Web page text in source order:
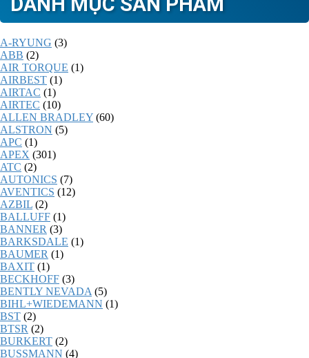
A-RYUNG (3)
ABB (2)
AIR TORQUE (1)
AIRBEST (1)
AIRTAC (1)
AIRTEC (10)
ALLEN BRADLEY (60)
ALSTRON (5)
APC (1)
APEX (301)
ATC (2)
AUTONICS (7)
AVENTICS (12)
AZBIL (2)
BALLUFF (1)
BANNER (3)
BARKSDALE (1)
BAUMER (1)
BAXIT (1)
BECKHOFF (3)
BENTLY NEVADA (5)
BIHL+WIEDEMANN (1)
BST (2)
BTSR (2)
BURKERT (2)
BUSSMANN (4)